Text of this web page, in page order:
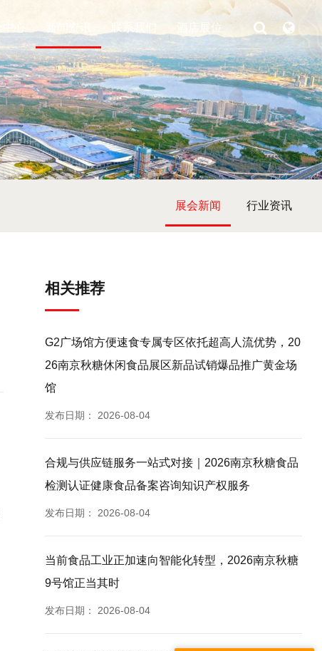
酒店展位
展会新闻 行业资讯
相关推荐
G2广场馆方便速食专属专区依托超高人流优势，20
26南京秋糖休闲食品展区新品试销爆品推广黄金场
馆
发布日期： 2026-08-04
合规与供应链服务一站式对接｜2026南京秋糖食品
检测认证健康食品备案咨询知识产权服务
发布日期： 2026-08-04
当前食品工业正加速向智能化转型，2026南京秋糖
9号馆正当其时
发布日期： 2026-08-04